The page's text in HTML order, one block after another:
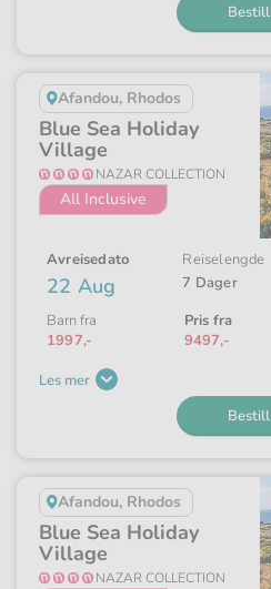
Bestill
Afandou, Rhodos
Blue Sea Holiday
Village
NAZAR COLLECTION
All Inclusive
Avreisedato
22 Aug
Reiselengde
7 Dager
Barn fra
1997,-
Pris fra
9497,-
Les mer
Bestill
Afandou, Rhodos
Blue Sea Holiday
Village
NAZAR COLLECTION